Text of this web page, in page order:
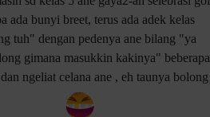
ada bunyi breet, terus ada adek kelas
tuh" dengan pedenya ane bilang "ya
gimana masukkin kakinya" beberapa
ngeliat celana ane , eh taunya bolong